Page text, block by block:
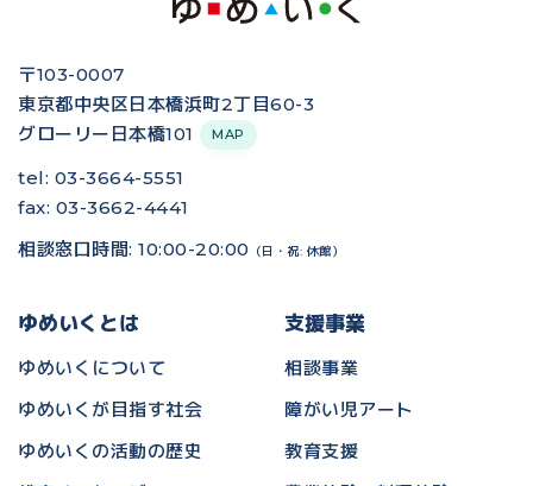
〒103-0007
東京都中央区日本橋浜町2丁目60-3
グローリー日本橋101
MAP
tel: 03-3664-5551
fax: 03-3662-4441
相談窓口時間: 10:00-20:00
（日・祝: 休館）
ゆめいくとは
ゆめいくについて
ゆめいくが目指す社会
ゆめいくの活動の歴史
支援事業
相談事業
障がい児アート
教育支援